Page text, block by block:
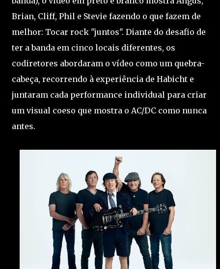
Brian, Cliff, Phil e Stevie fazendo o que fazem de
melhor: Tocar rock "juntos". Diante do desafio de
ter a banda em cinco locais diferentes, os
codiretores abordaram o vídeo como um quebra-
cabeça, recorrendo à experiência de Habicht e
juntaram cada performance individual para criar
um visual coeso que mostra o AC/DC como nunca
antes.